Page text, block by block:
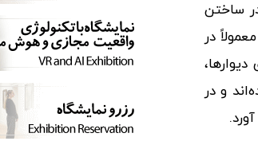
ساختن
در
و در